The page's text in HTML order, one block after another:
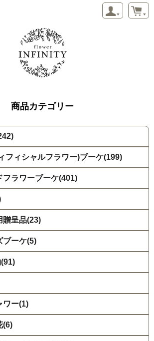
商品カテゴリー
フィシャルフラワー)ブーケ(199)
フラワーブーケ(401)
贈呈品(23)
ブーケ(5)
ワー(1)
(6)